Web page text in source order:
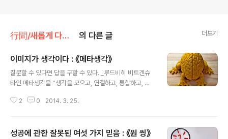
行間/새롭게 다시 태어나는 자기개발 의 다른 글 더보기
이미지가 생각이다 : 《메타생각》
질문할 수 있다면 답을 구할 수 있다. _루드비히 비트겐슈
타인 메타생각을 “생각을 모으고, 연결하고, 통합하고, 확
익숙해진다면 생각의 각도를 마음대로 조절하는 생각의 메
실하게 모르겠다. 다만 그것이 무엇이든 ‘다르게 보면 다르
2 0 2014. 3. 25.
성공에 관한 잘못된 여섯 가지 믿음 : 《원 씽》